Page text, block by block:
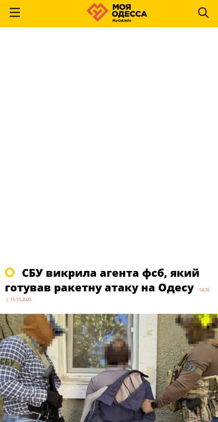
СБУ викрила агента фсб, який
готував ракетну атаку на Одесу
14:35
| 15.10.2025